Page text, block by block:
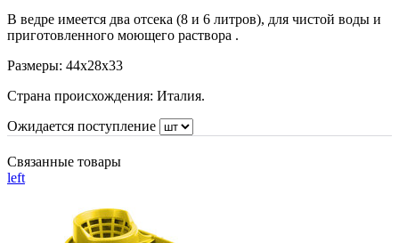
В ведре имеется два отсека (8 и 6 литров), для чистой воды и
приготовленного моющего раствора .
Размеры: 44x28x33
Страна происхождения: Италия.
Ожидается поступление
Связанные товары
left